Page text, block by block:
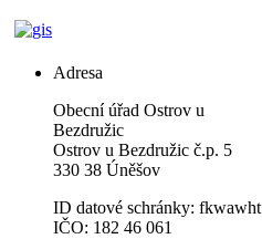
Adresa
Obecní úřad Ostrov u
Bezdružic
Ostrov u Bezdružic č.p. 5
330 38 Úněšov
ID datové schránky: fkwawht
IČO: 182 46 061